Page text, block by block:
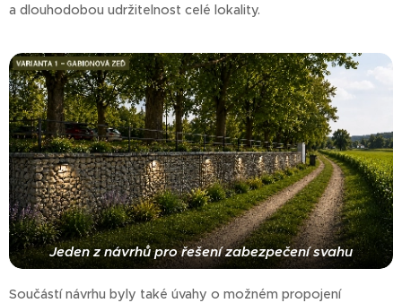
a dlouhodobou udržitelnost celé lokality.
Jeden z návrhů pro řešení zabezpečení svahu
Součástí návrhu byly také úvahy o možném propojení